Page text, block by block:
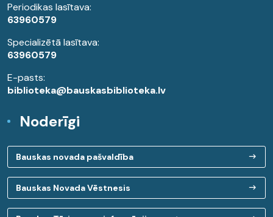
Periodikas lasītava:
63960579
Specializētā lasītava:
63960579
E-pasts:
biblioteka@bauskasbiblioteka.lv
Noderīgi
Bauskas novada pašvaldība
Bauskas Novada Vēstnesis